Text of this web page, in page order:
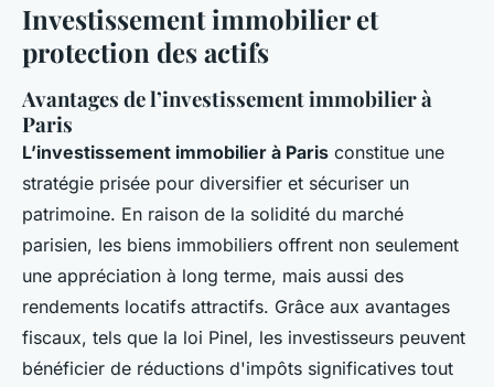
Investissement immobilier et
protection des actifs
Avantages de l’investissement immobilier à
Paris
L’investissement immobilier à Paris constitue une
stratégie prisée pour diversifier et sécuriser un
patrimoine. En raison de la solidité du marché
parisien, les biens immobiliers offrent non seulement
une appréciation à long terme, mais aussi des
rendements locatifs attractifs. Grâce aux avantages
fiscaux, tels que la loi Pinel, les investisseurs peuvent
bénéficier de réductions d'impôts significatives tout